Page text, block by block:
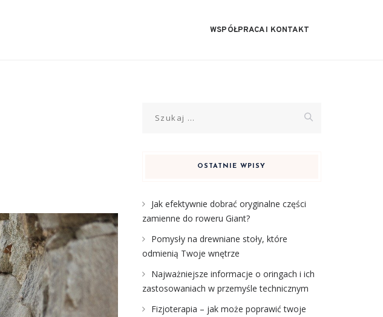
WSPÓŁPRACA I KONTAKT
OSTATNIE WPISY
Jak efektywnie dobrać oryginalne części
zamienne do roweru Giant?
Pomysły na drewniane stoły, które
odmienią Twoje wnętrze
Najważniejsze informacje o oringach i ich
zastosowaniach w przemyśle technicznym
Fizjoterapia – jak może poprawić twoje